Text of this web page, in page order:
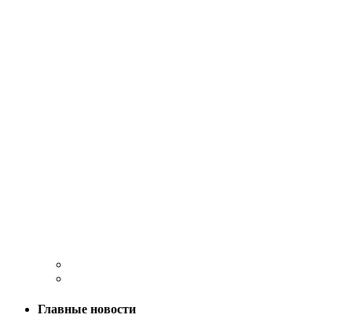
Главные новости